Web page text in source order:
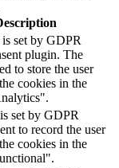
set by GDPR
plugin. The
to store the user
cookies in the
set by GDPR
to record the user
cookies in the